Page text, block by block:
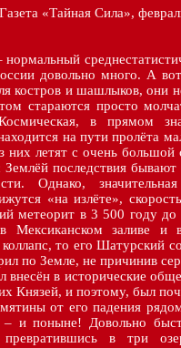
Газета «Тайная Сила»,
довольно много. А
костров и шашлыков, они
стараются просто
в прямом
на пути пролёта
них летят с очень большой
Землёй последствия
Однако,
«на излёте»,
метеорит в 3 500 году до
Мексиканском заливе и
то его Шатурский
по Земле, не причинив
внесён в исторические
Князей, и поэтому, был
от его падения
– и поныне! Довольно
в три